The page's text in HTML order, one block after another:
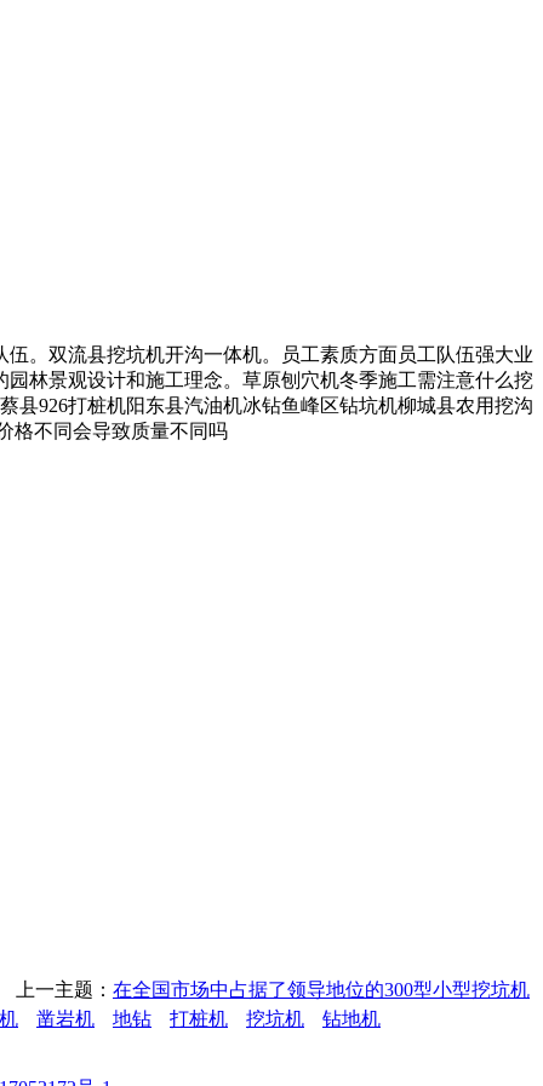
。双流县挖坑机开沟一体机。员工素质方面员工队伍强大业
林景观设计和施工理念。草原刨穴机冬季施工需注意什么挖
县926打桩机阳东县汽油机冰钻鱼峰区钻坑机柳城县农用挖沟
格不同会导致质量不同吗
上一主题： 在全国市场中占据了领导地位的300型小型挖坑机
凿岩机 地钻 打桩机 挖坑机 钻地机